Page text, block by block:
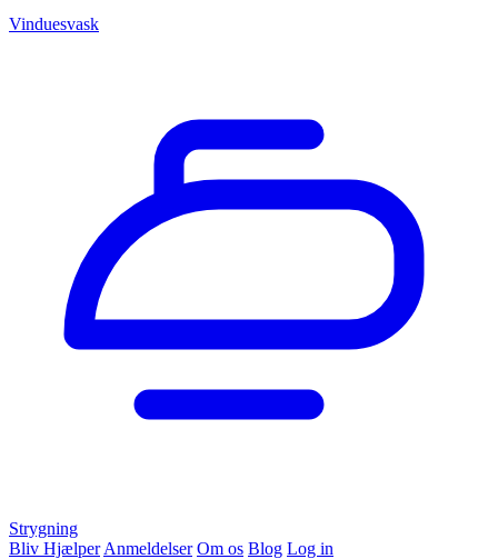
Vinduesvask
Strygning
Bliv Hjælper Anmeldelser Om os Blog Log in